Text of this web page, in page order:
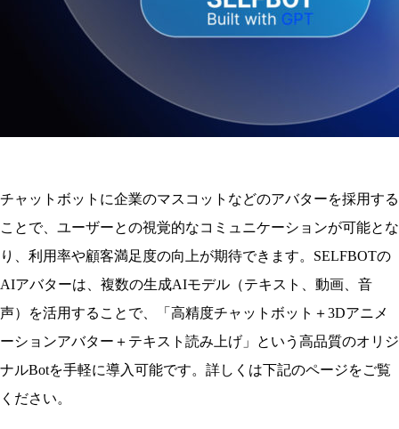
チャットボットに企業のマスコットなどのアバターを採用する
ことで、ユーザーとの視覚的なコミュニケーションが可能とな
り、利用率や顧客満足度の向上が期待できます。SELFBOTの
AIアバターは、複数の生成AIモデル（テキスト、動画、音
声）を活用することで、「高精度チャットボット＋3Dアニメ
ーションアバター＋テキスト読み上げ」という高品質のオリジ
ナルBotを手軽に導入可能です。詳しくは下記のページをご覧
ください。